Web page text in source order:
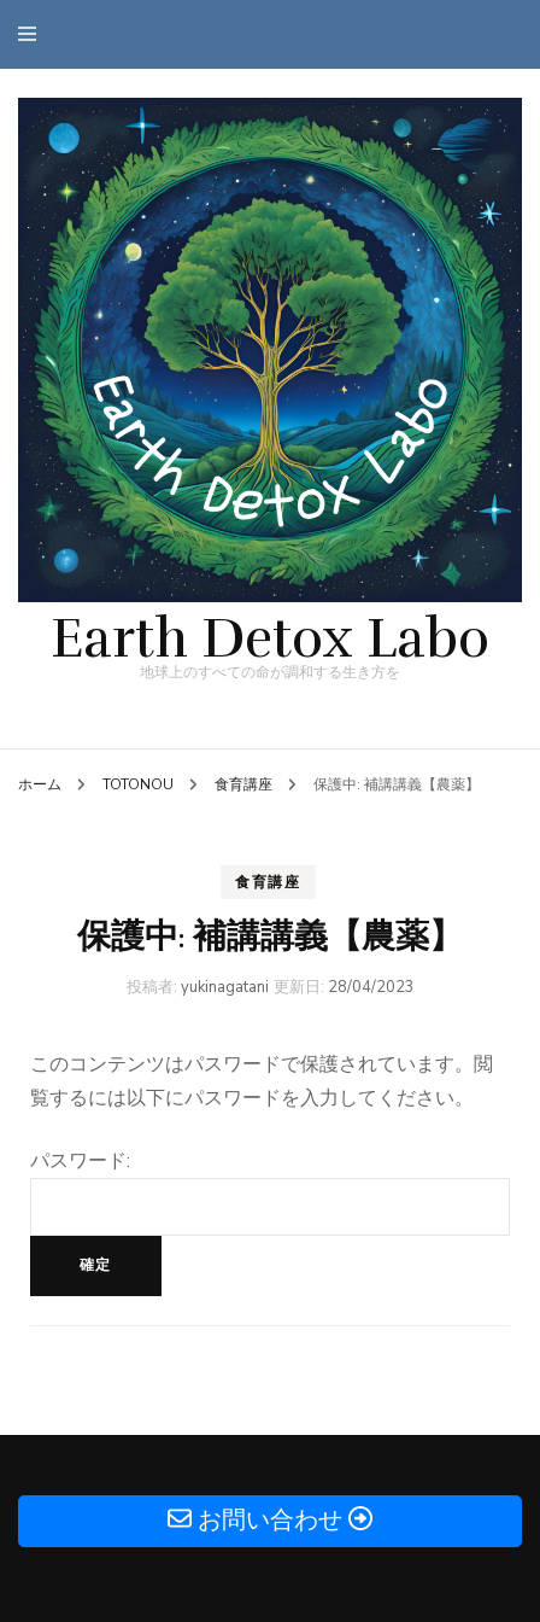
Earth Detox Labo
地球上のすべての命が調和する生き方を
ホーム TOTONOU 食育講座 保護中: 補講講義【農薬】
食育講座
保護中: 補講講義【農薬】
投稿者: yukinagatani 更新日: 28/04/2023
このコンテンツはパスワードで保護されています。閲
覧するには以下にパスワードを入力してください。
パスワード:
ビ
ー
お問い合わせ